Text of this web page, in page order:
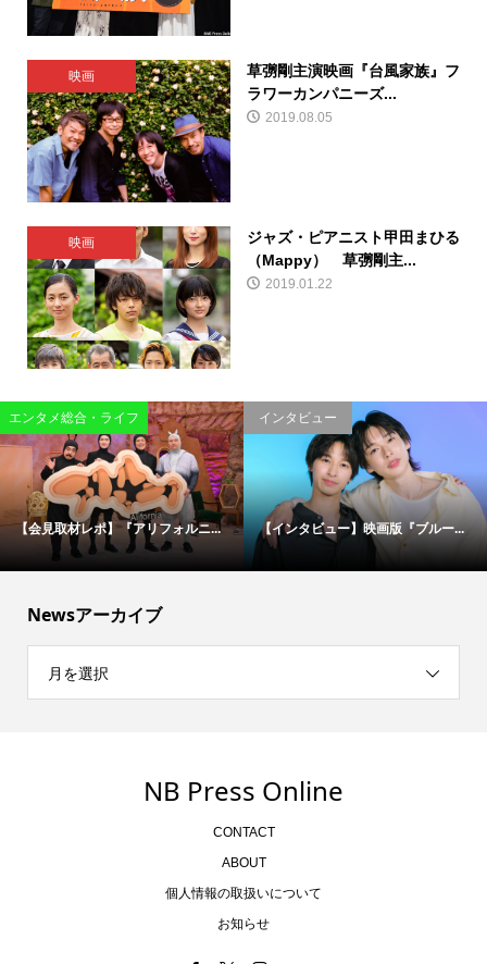
映画
草彅剛主演映画『台風家族』フ
ラワーカンパニーズ...
2019.08.05
映画
ジャズ・ピアニスト甲田まひる
（Mappy） 草彅剛主...
2019.01.22
エンタメ総合・ライフ
【会見取材レポ】『アリフォルニ...
インタビュー
【インタビュー】映画版『ブルー...
Newsアーカイブ
月を選択
NB Press Online
CONTACT
ABOUT
個人情報の取扱いについて
お知らせ